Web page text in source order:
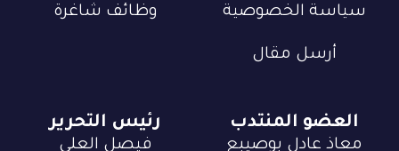
سياسة الخصوصية وظائف شاغرة
أرسل مقال
العضو المنتدب
معاذ عادل بوصيبع
رئيس التحرير
فيصل العلي